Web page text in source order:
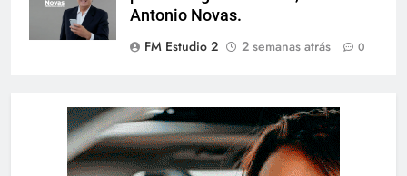
Antonio Novas.
FM Estudio 2
2 semanas atrás 0